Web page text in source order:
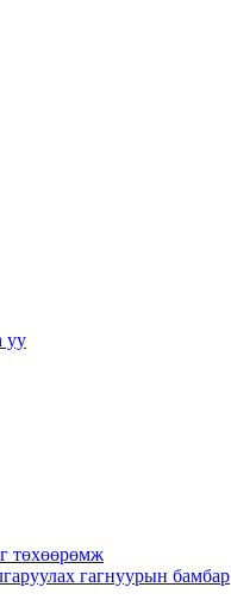
уу
төхөөрөмж
гагнуурын бамбар